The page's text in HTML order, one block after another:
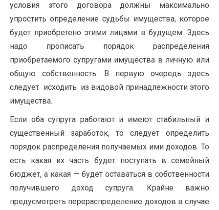
условия этого договора должны мак­симально
упростить определение судьбы имущества, которое
будет приобре­тено этими лицами в будущем. Здесь
надо прописать порядок распределения
приобретаемого супругами имущества в личную или
общую собственность. В первую очередь здесь
следует исходить из видовой принадлежности этого
имущества.
Если оба супруга работают и имеют стабильный и
существенный зарабо­ток, то следует определить
порядок распределения получаемых ими доходов. То
есть какая их часть будет поступать в семейный
бюджет, а какая — будет ос­таваться в собственности
получившего доход супруга. Крайне важно
предусмотреть перераспределение доходов в случае